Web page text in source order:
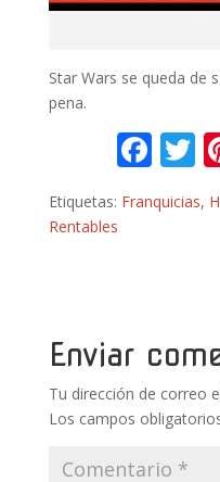
Star Wars se queda de
pena.
F
ac
e
k
w
Etiquetas: Franquicias,
Rentables
Enviar
Tu dirección de correo
Los campos